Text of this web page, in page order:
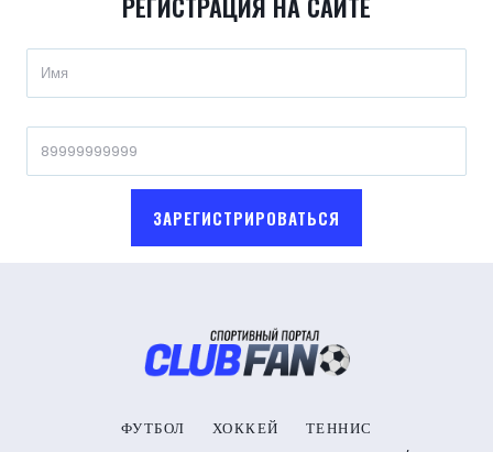
РЕГИСТРАЦИЯ НА САЙТЕ
ЗАРЕГИСТРИРОВАТЬСЯ
ФУТБОЛ ХОККЕЙ
ТЕННИС